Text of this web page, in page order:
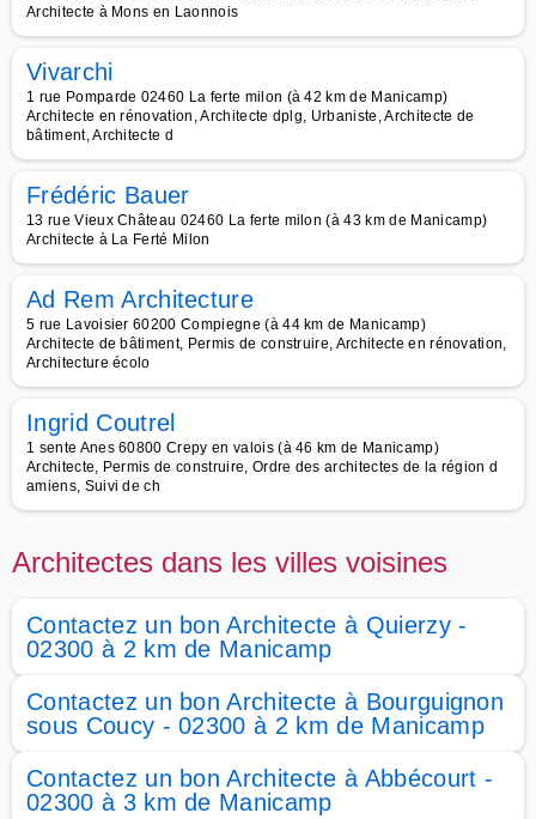
Architecte à Mons en Laonnois
Vivarchi
1 rue Pomparde 02460 La ferte milon (à 42 km de Manicamp)
Architecte en rénovation, Architecte dplg, Urbaniste, Architecte de
bâtiment, Architecte d
Frédéric Bauer
13 rue Vieux Château 02460 La ferte milon (à 43 km de Manicamp)
Architecte à La Ferté Milon
Ad Rem Architecture
5 rue Lavoisier 60200 Compiegne (à 44 km de Manicamp)
Architecte de bâtiment, Permis de construire, Architecte en rénovation,
Architecture écolo
Ingrid Coutrel
1 sente Anes 60800 Crepy en valois (à 46 km de Manicamp)
Architecte, Permis de construire, Ordre des architectes de la région d
amiens, Suivi de ch
Architectes dans les villes voisines
Contactez un bon Architecte à Quierzy -
02300 à 2 km de Manicamp
Contactez un bon Architecte à Bourguignon
sous Coucy - 02300 à 2 km de Manicamp
Contactez un bon Architecte à Abbécourt -
02300 à 3 km de Manicamp